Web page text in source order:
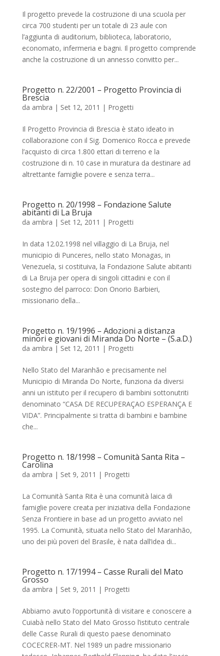
Il progetto prevede la costruzione di una scuola per
circa 700 studenti per un totale di 23 aule con
l’aggiunta di auditorium, biblioteca, laboratorio,
economato, infermeria e bagni. Il progetto comprende
anche la costruzione di un annesso convitto per...
Progetto n. 22/2001 – Progetto Provincia di
Brescia
da ambra | Set 12, 2011 | Progetti
Il Progetto Provincia di Brescia è stato ideato in
collaborazione con il Sig. Domenico Rocca e prevede
l’acquisto di circa 1.800 ettari di terreno e la
costruzione di n. 10 case in muratura da destinare ad
altrettante famiglie povere e senza terra...
Progetto n. 20/1998 – Fondazione Salute
abitanti di La Bruja
da ambra | Set 12, 2011 | Progetti
In data 12.02.1998 nel villaggio di La Bruja, nel
municipio di Punceres, nello stato Monagas, in
Venezuela, si costituiva, la Fondazione Salute abitanti
di La Bruja per opera di singoli cittadini e con il
sostegno del parroco: Don Onorio Barbieri,
missionario della...
Progetto n. 19/1996 – Adozioni a distanza
minori e giovani di Miranda Do Norte – (S.a.D.)
da ambra | Set 12, 2011 | Progetti
Nello Stato del Maranhão e precisamente nel
Municipio di Miranda Do Norte, funziona da diversi
anni un istituto per il recupero di bambini sottonutriti
denominato “CASA DE RECUPERAÇAO ESPERANÇA E
VIDA”. Principalmente si tratta di bambini e bambine
che...
Progetto n. 18/1998 – Comunità Santa Rita –
Carolina
da ambra | Set 9, 2011 | Progetti
La Comunità Santa Rita è una comunità laica di
famiglie povere creata per iniziativa della Fondazione
Senza Frontiere in base ad un progetto avviato nel
1995. La Comunità, situata nello Stato del Maranhão,
uno dei più poveri del Brasile, è nata dall’idea di...
Progetto n. 17/1994 – Casse Rurali del Mato
Grosso
da ambra | Set 9, 2011 | Progetti
Abbiamo avuto l’opportunità di visitare e conoscere a
Cuiabà nello Stato del Mato Grosso l’istituto centrale
delle Casse Rurali di questo paese denominato
COCECRER-MT. Nel 1989 un padre missionario